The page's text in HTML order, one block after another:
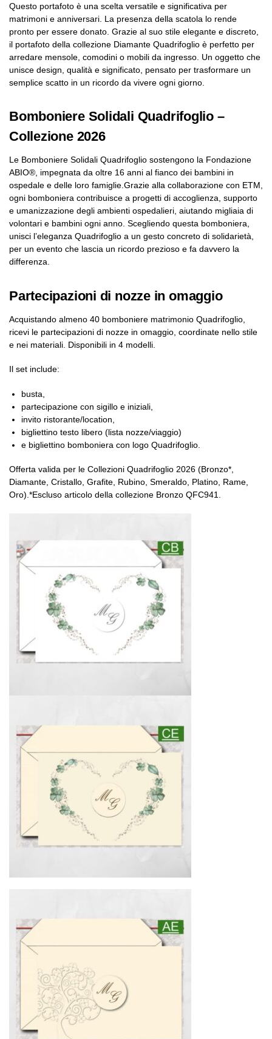
Questo portafoto è una scelta versatile e significativa per
matrimoni e anniversari. La presenza della scatola lo rende
pronto per essere donato. Grazie al suo stile elegante e discreto,
il portafoto della collezione Diamante Quadrifoglio è perfetto per
arredare mensole, comodini o mobili da ingresso. Un oggetto che
unisce design, qualità e significato, pensato per trasformare un
semplice scatto in un ricordo da vivere ogni giorno.
Bomboniere Solidali Quadrifoglio –
Collezione 2026
Le Bomboniere Solidali Quadrifoglio sostengono la Fondazione
ABIO®, impegnata da oltre 16 anni al fianco dei bambini in
ospedale e delle loro famiglie.Grazie alla collaborazione con ETM,
ogni bomboniera contribuisce a progetti di accoglienza, supporto
e umanizzazione degli ambienti ospedalieri, aiutando migliaia di
volontari e bambini ogni anno. Scegliendo questa bomboniera,
unisci l’eleganza Quadrifoglio a un gesto concreto di solidarietà,
per un evento che lascia un ricordo prezioso e fa davvero la
differenza.
Partecipazioni di nozze in omaggio
Acquistando almeno 40 bomboniere matrimonio Quadrifoglio,
ricevi le partecipazioni di nozze in omaggio, coordinate nello stile
e nei materiali. Disponibili in 4 modelli.
Il set include:
busta,
partecipazione con sigillo e iniziali,
invito ristorante/location,
bigliettino testo libero (lista nozze/viaggio)
e bigliettino bomboniera con logo Quadrifoglio.
Offerta valida per le Collezioni Quadrifoglio 2026 (Bronzo*,
Diamante, Cristallo, Grafite, Rubino, Smeraldo, Platino, Rame,
Oro).*Escluso articolo della collezione Bronzo QFC941.